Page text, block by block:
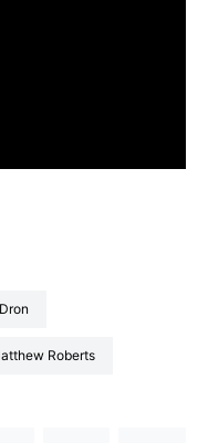
dron
Matthew Roberts